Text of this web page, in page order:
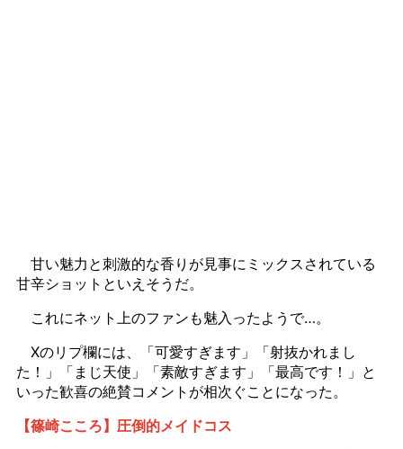
甘い魅力と刺激的な香りが見事にミックスされている
甘辛ショットといえそうだ。
これにネット上のファンも魅入ったようで…。
Xのリプ欄には、「可愛すぎます」「射抜かれまし
た！」「まじ天使」「素敵すぎます」「最高です！」と
いった歓喜の絶賛コメントが相次ぐことになった。
【篠崎こころ】圧倒的メイドコス